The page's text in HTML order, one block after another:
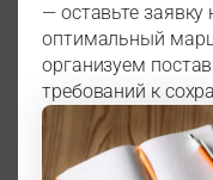
— оставьте
оптимальный
организуем
требований к